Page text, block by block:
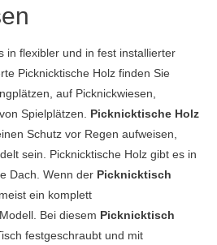
in flexibler und in fest installierter
Picknicktische Holz finden Sie
auf Picknickwiesen,
Spielplätzen. Picknicktische Holz
Schutz vor Regen aufweisen,
sein. Picknicktische Holz gibt es in
Dach. Wenn der Picknicktisch
ein komplett
Bei diesem Picknicktisch
festgeschraubt und mit